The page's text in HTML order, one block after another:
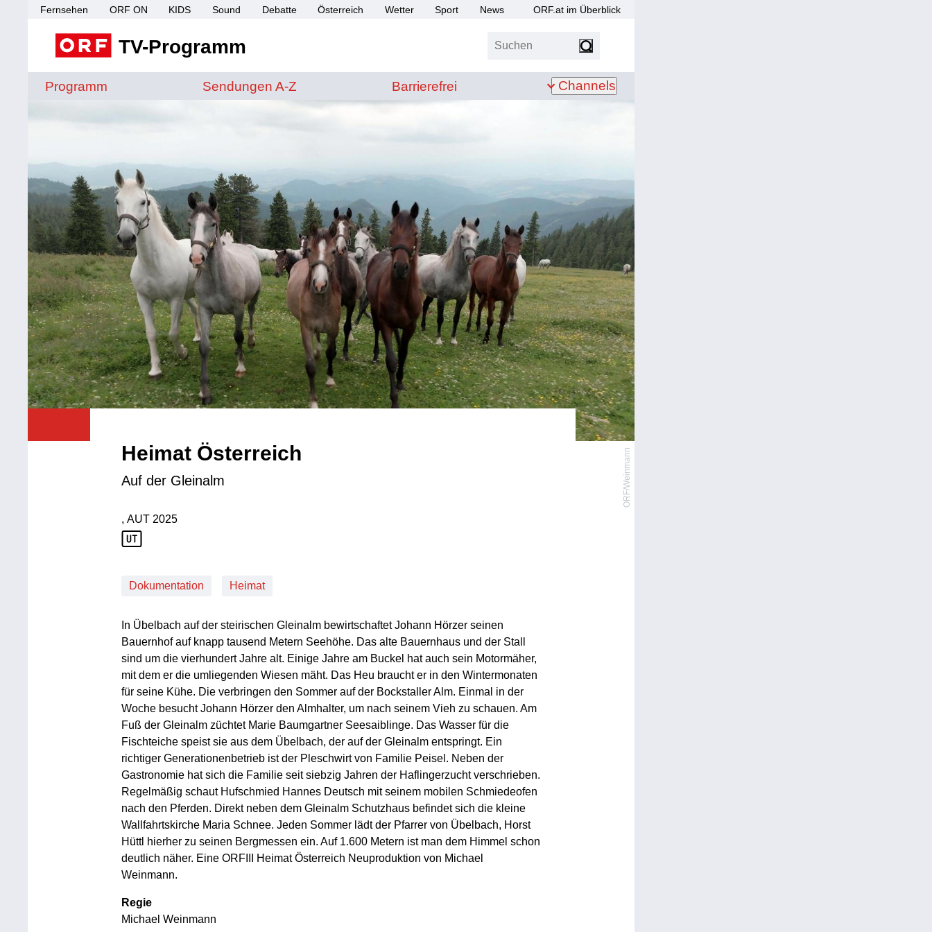
Fernsehen ORF ON KIDS Sound Debatte Österreich Wetter Sport News ORF.at im Überblick
TV-Programm Suchen
Programm Sendungen von A bis Z
Sendungen A-Z Barrierefrei
Barrierefrei Channels
ORF/Weinmann
Heimat Österreich
Auf der Gleinalm
Produktionsland: AUT
, AUT
Produktionsjahr: 2025
2025
Dokumentation Heimat
In Übelbach auf der steirischen Gleinalm bewirtschaftet Johann Hörzer seinen
Bauernhof auf knapp tausend Metern Seehöhe. Das alte Bauernhaus und der Stall
sind um die vierhundert Jahre alt. Einige Jahre am Buckel hat auch sein Motormäher,
mit dem er die umliegenden Wiesen mäht. Das Heu braucht er in den Wintermonaten
für seine Kühe. Die verbringen den Sommer auf der Bockstaller Alm. Einmal in der
Woche besucht Johann Hörzer den Almhalter, um nach seinem Vieh zu schauen. Am
Fuß der Gleinalm züchtet Marie Baumgartner Seesaiblinge. Das Wasser für die
Fischteiche speist sie aus dem Übelbach, der auf der Gleinalm entspringt. Ein
richtiger Generationenbetrieb ist der Pleschwirt von Familie Peisel. Neben der
Gastronomie hat sich die Familie seit siebzig Jahren der Haflingerzucht verschrieben.
Regelmäßig schaut Hufschmied Hannes Deutsch mit seinem mobilen Schmiedeofen
nach den Pferden. Direkt neben dem Gleinalm Schutzhaus befindet sich die kleine
Wallfahrtskirche Maria Schnee. Jeden Sommer lädt der Pfarrer von Übelbach, Horst
Hüttl hierher zu seinen Bergmessen ein. Auf 1.600 Metern ist man dem Himmel schon
deutlich näher. Eine ORFIII Heimat Österreich Neuproduktion von Michael
Weinmann.
Regie
Michael Weinmann